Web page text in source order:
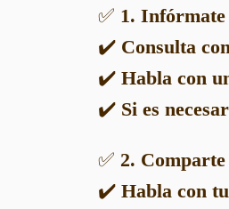
✅ 1. Infórmate
✔️ Consulta
✔️ Habla con
✔️ Si es
✅ 2. Comparte
✔️ Habla con